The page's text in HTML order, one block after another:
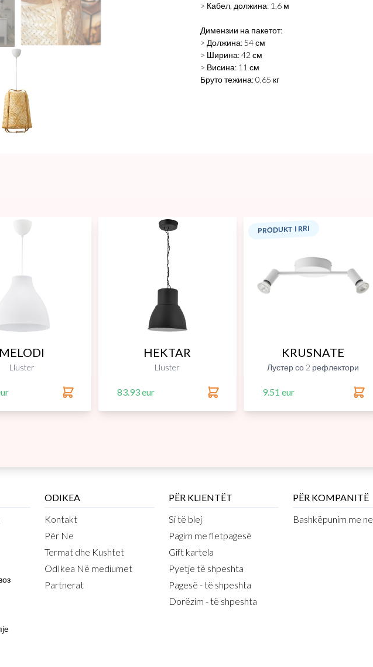
> Кабел, должина: 1,6 м
Димензии на пакетот:
> Должина: 54 см
> Ширина: 42 см
> Висина: 11 см
Бруто тежина: 0,65 кг
MELODI
Lluster
HEKTAR
Lluster
83.93 eur
PRODUKT I RRI
KRUSNATE
Лустер со 2 рефлектори
9.51 eur
ODIKEA
Kontakt
Për Ne
Termat dhe Kushtet
OdIkea Në mediumet
Partnerat
PËR KLIENTËT
Si të blej
Pagim me fletpagesë
Gift kartela
Pyetje të shpeshta
Pagesë - të shpeshta
Dorëzim - të shpeshta
PËR KOMPANITË
Bashkëpunim me ne